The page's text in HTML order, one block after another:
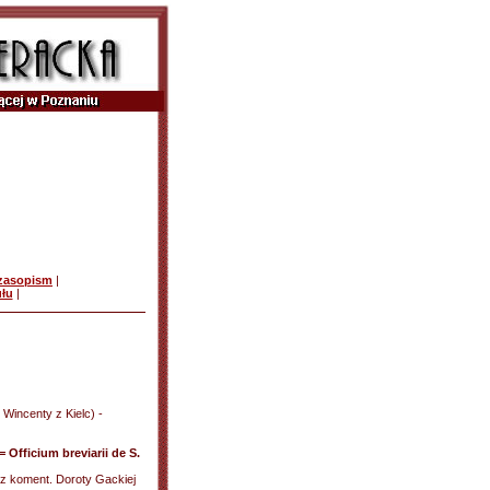
|
|
z Kielc) -
Officium breviarii de S.
koment. Doroty Gackiej